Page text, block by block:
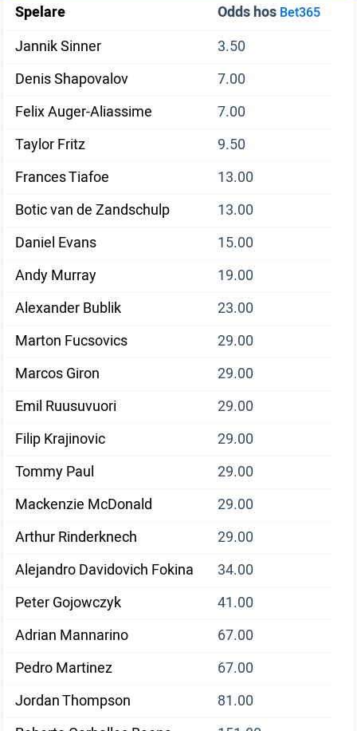
Spelare Odds hos Bet365
Jannik Sinner
3.50
Denis Shapovalov
7.00
Felix Auger-Aliassime
7.00
Taylor Fritz
9.50
Frances Tiafoe
13.00
Botic van de Zandschulp
13.00
Daniel Evans
15.00
Andy Murray
19.00
Alexander Bublik
23.00
Marton Fucsovics
29.00
Marcos Giron
29.00
Emil Ruusuvuori
29.00
Filip Krajinovic
29.00
Tommy Paul
29.00
Mackenzie McDonald
29.00
Arthur Rinderknech
29.00
Alejandro Davidovich Fokina
34.00
Peter Gojowczyk
41.00
Adrian Mannarino
67.00
Pedro Martinez
67.00
Jordan Thompson
81.00